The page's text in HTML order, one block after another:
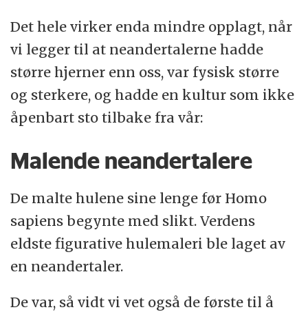
Det hele virker enda mindre opplagt, når
vi legger til at neandertalerne hadde
større hjerner enn oss, var fysisk større
og sterkere, og hadde en kultur som ikke
åpenbart sto tilbake fra vår:
Malende neandertalere
De malte hulene sine lenge før Homo
sapiens begynte med slikt. Verdens
eldste figurative hulemaleri ble laget av
en neandertaler.
De var, så vidt vi vet også de første til å